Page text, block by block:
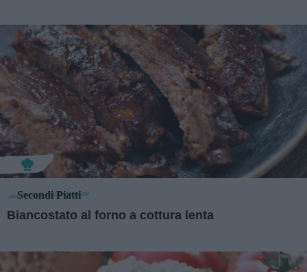
Secondi Piatti
Biancostato al forno a cottura lenta